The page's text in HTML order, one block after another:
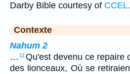
Darby Bible courtesy of
Contexte
Nahum 2
… 11 Qu'est devenu ce repaire
des lionceaux, Où se